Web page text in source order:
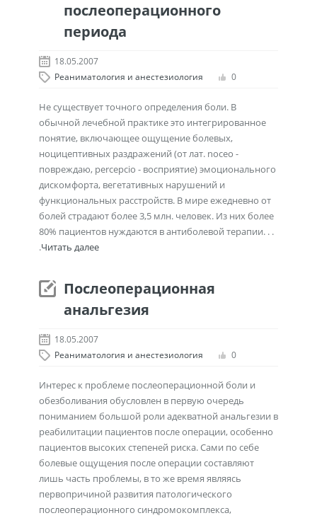
послеоперационного
периода
18.05.2007
Реаниматология и анестезиология
0
Не существует точного определения боли. В
обычной лечебной практике это интегрированное
понятие, включающее ощущение болевых,
ноцицептивных раздражений (от лат. noceo -
повреждаю, percepcio - восприятие) эмоционального
дискомфорта, вегетативных нарушений и
функциональных расстройств. В мире ежедневно от
болей страдают более 3,5 млн. человек. Из них более
80% пациентов нуждаются в антиболевой терапии. . .
.Читать далее
Послеоперационная
анальгезия
18.05.2007
Реаниматология и анестезиология
0
Интерес к проблеме послеоперационной боли и
обезболивания обусловлен в первую очередь
пониманием большой роли адекватной анальгезии в
реабилитации пациентов после операции, особенно
пациентов высоких степеней риска. Сами по себе
болевые ощущения после операции составляют
лишь часть проблемы, в то же время являясь
первопричиной развития патологического
послеоперационного синдромокомплекса,